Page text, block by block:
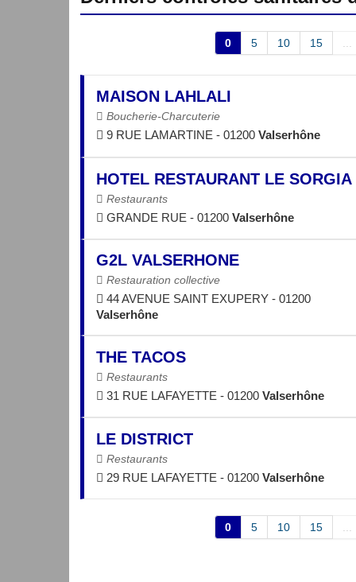
0 5 10 15 ...
MAISON LAHLALI
Boucherie-Charcuterie
9 RUE LAMARTINE - 01200 Valserhône
HOTEL RESTAURANT LE SORGIA
Restaurants
GRANDE RUE - 01200 Valserhône
G2L VALSERHONE
Restauration collective
44 AVENUE SAINT EXUPERY - 01200
Valserhône
THE TACOS
Restaurants
31 RUE LAFAYETTE - 01200 Valserhône
LE DISTRICT
Restaurants
29 RUE LAFAYETTE - 01200 Valserhône
0 5 10 15 ...